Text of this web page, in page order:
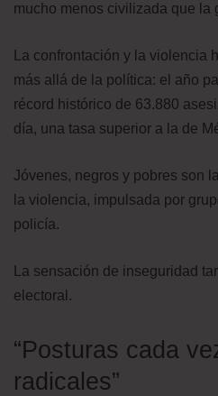
mucho menos civilizada que la
La confrontación y la violencia
más allá de la política: el año
récord histórico de 63.880
día, una tasa superior a la de
Jóvenes, negros y pobres son
la violencia, impulsada por
policía.
La sensación de inseguridad
electoral.
“Posturas cada
radicales”